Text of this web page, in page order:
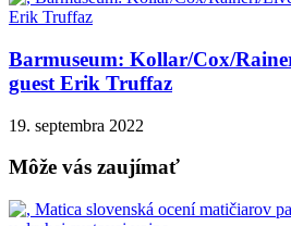
Barmuseum: Kollar/Cox/
guest Erik Truffaz
19. septembra 2022
Môže vás zaujímať